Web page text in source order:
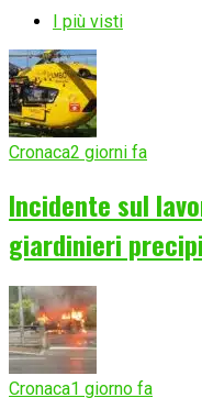
I più visti
Cronaca2 giorni fa
Incidente sul
giardinieri
Cronaca1 giorno fa